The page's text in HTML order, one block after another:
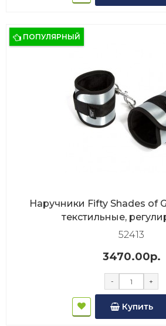
ПОПУЛЯРНЫЙ
Наручники Fifty Shades of
текстильные,
52413
3470.00р.
- +
Купить